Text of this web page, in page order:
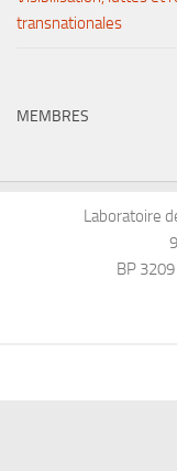
transnationales
MEMBRES
Laboratoire
BP